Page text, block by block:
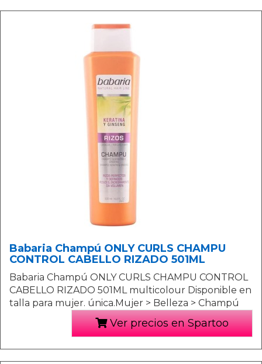
Babaria Champú ONLY CURLS CHAMPU
CONTROL CABELLO RIZADO 501ML
Babaria Champú ONLY CURLS CHAMPU CONTROL
CABELLO RIZADO 501ML multicolour Disponible en
talla para mujer. única.Mujer > Belleza > Champú
Ver precios en Spartoo